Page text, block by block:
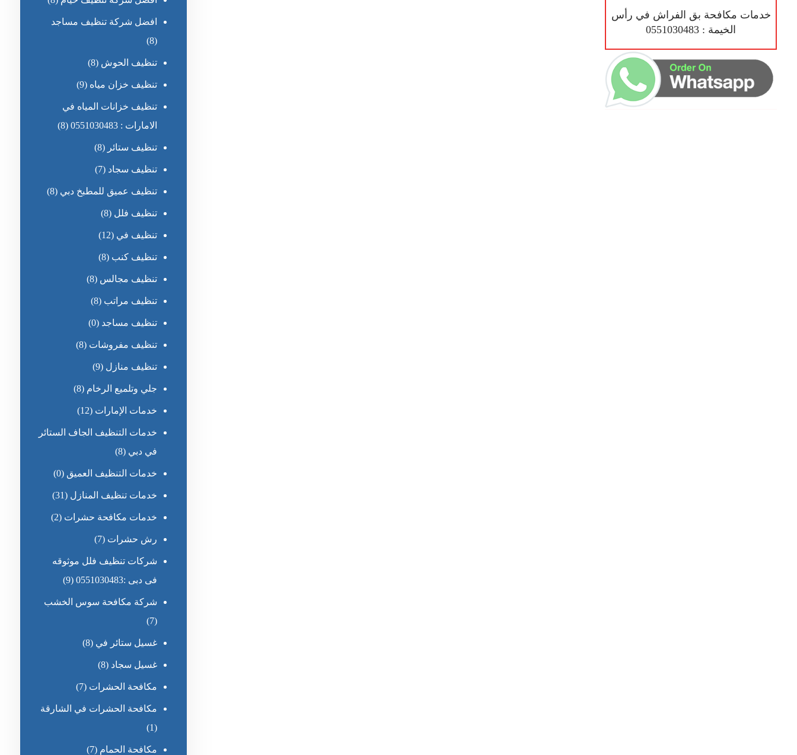
خدمات مكافحة بق الفراش في رأس
الخيمة : 0551030483
افضل شركة تنظيف مساجد
(8)
تنظيف الحوش (8)
تنظيف خزان مياه (9)
تنظيف خزانات المياه في
الامارات : 0551030483
(8)
تنظيف ستائر (8)
تنظيف سجاد (7)
تنظيف عميق للمطبخ دبي (8)
تنظيف فلل (8)
تنظيف في (12)
تنظيف كنب (8)
تنظيف مجالس (8)
تنظيف مراتب (8)
تنظيف مساجد (0)
تنظيف مفروشات (8)
تنظيف منازل (9)
جلي وتلميع الرخام (8)
خدمات الإمارات (12)
خدمات التنظيف الجاف الستائر
في دبي (8)
خدمات التنظيف العميق (0)
خدمات تنظيف المنازل (31)
خدمات مكافحة حشرات (2)
رش حشرات (7)
شركات تنظيف فلل موثوقه
فى دبى :0551030483
(9)
شركة مكافحة سوس الخشب
(7)
غسيل ستائر في (8)
غسيل سجاد (8)
مكافحة الحشرات (7)
مكافحة الحشرات في الشارقة
(1)
مكافحة الحمام (7)